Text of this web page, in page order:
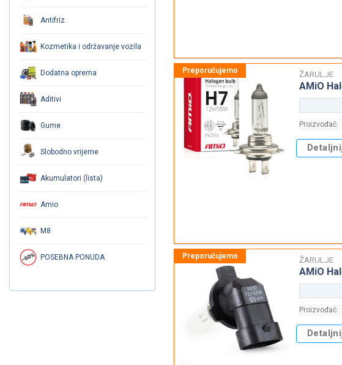
Antifriz
Kozmetika i održavanje vozila
Dodatna oprema
Aditivi
Gume
Slobodno vrijeme
Akumulatori (lista)
Amio
M8
POSEBNA PONUDA
ŽARULJE
AMiO
Proizvođač:
ŽARULJE
AMiO
Proizvođač: